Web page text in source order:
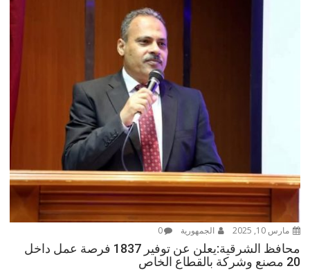
مارس 10, 2025 الجمهورية 0
محافظ الشرقية:يعلن عن توفير 1837 فرصة عمل داخل
20 مصنع وشركة بالقطاع الخاص